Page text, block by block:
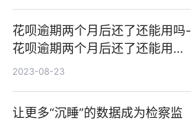
花呗逾期两个月后还了还能用吗-
花呗逾期两个月后还了还能用吗
怎么办
2023-08-23
让更多“沉睡”的数据成为检察监